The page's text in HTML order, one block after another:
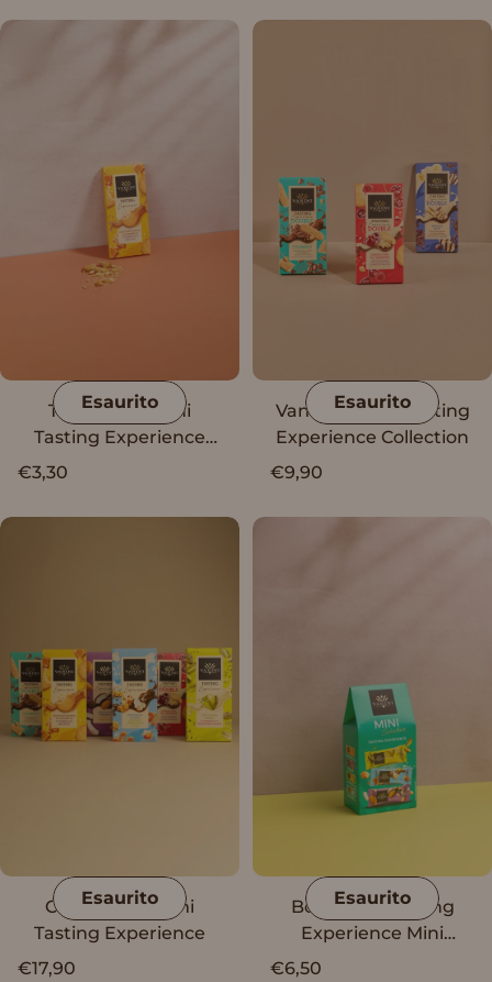
salata
Esaurito
Tavoletta Vanini
Tasting Experience
cioccolato al caramello
biscotto
€3,30
Esaurito
Vanini Double Tasting
Experience Collection
€9,90
Esaurito
Collezione Vanini
Tasting Experience
€17,90
Esaurito
Box Vanini Tasting
Experience Mini
Selection g.15 x 10
€6,50